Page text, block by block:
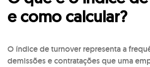
e como calcular?
O índice de turnover representa a
demissões e contratações que uma